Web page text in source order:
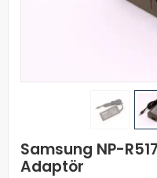
Samsung NP-
Adaptör